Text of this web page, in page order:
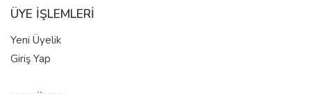
ÜYE İŞLEMLERİ
Yeni Üyelik
Giriş Yap